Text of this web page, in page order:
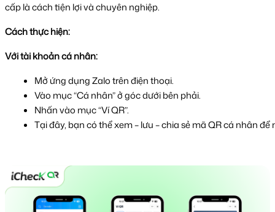
cấp là cách tiện lợi và chuyên nghiệp.
Cách thực hiện:
Với tài khoản cá nhân:
Mở ứng dụng Zalo trên điện thoại.
Vào mục “Cá nhân” ở góc dưới bên phải.
Nhấn vào mục “Ví QR”.
Tại đây, bạn có thể xem – lưu – chia sẻ mã QR cá nhân